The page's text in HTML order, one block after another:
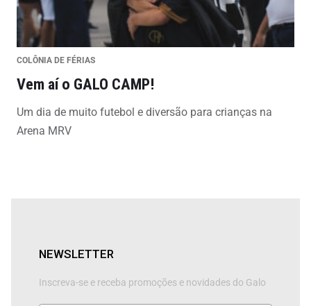
COLÔNIA DE FÉRIAS
Vem aí o GALO CAMP!
Um dia de muito futebol e diversão para crianças na
Arena MRV
NEWSLETTER
Inscreva-se e receba promoções e novidades do Galo